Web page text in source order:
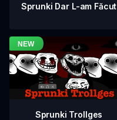
Sprunki Dar L-am Făcut
Sprunki Trollges